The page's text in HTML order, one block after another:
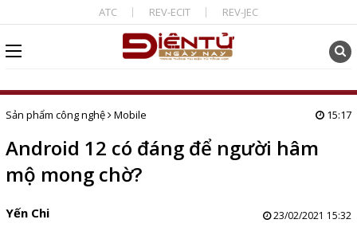
ATC REV-ECIT REV-JEC
Sản phẩm công nghệ Mobile 15:17
Android 12 có đáng để người hâm
mộ mong chờ?
Yến Chi 23/02/2021 15:32